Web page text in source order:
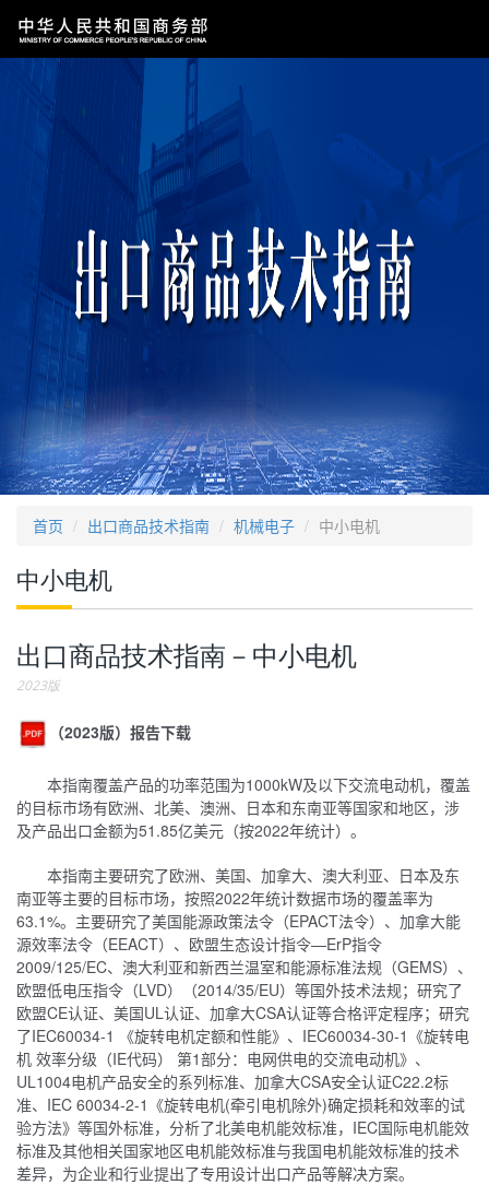
首页 出口商品技术指南 机械电子 中小电机
中小电机
出口商品技术指南－中小电机
2023版
（2023版）报告下载
本指南覆盖产品的功率范围为1000kW及以下交流电动机，覆盖
的目标市场有欧洲、北美、澳洲、日本和东南亚等国家和地区，涉
及产品出口金额为51.85亿美元（按2022年统计）。
本指南主要研究了欧洲、美国、加拿大、澳大利亚、日本及东
南亚等主要的目标市场，按照2022年统计数据市场的覆盖率为
63.1%。主要研究了美国能源政策法令（EPACT法令）、加拿大能
源效率法令（EEACT）、欧盟生态设计指令—ErP指令
2009/125/EC、澳大利亚和新西兰温室和能源标准法规（GEMS）、
欧盟低电压指令（LVD）（2014/35/EU）等国外技术法规；研究了
欧盟CE认证、美国UL认证、加拿大CSA认证等合格评定程序；研究
了IEC60034-1 《旋转电机定额和性能》、IEC60034-30-1《旋转电
机 效率分级（IE代码） 第1部分：电网供电的交流电动机》、
UL1004电机产品安全的系列标准、加拿大CSA安全认证C22.2标
准、IEC 60034-2-1《旋转电机(牵引电机除外)确定损耗和效率的试
验方法》等国外标准，分析了北美电机能效标准，IEC国际电机能效
标准及其他相关国家地区电机能效标准与我国电机能效标准的技术
差异，为企业和行业提出了专用设计出口产品等解决方案。